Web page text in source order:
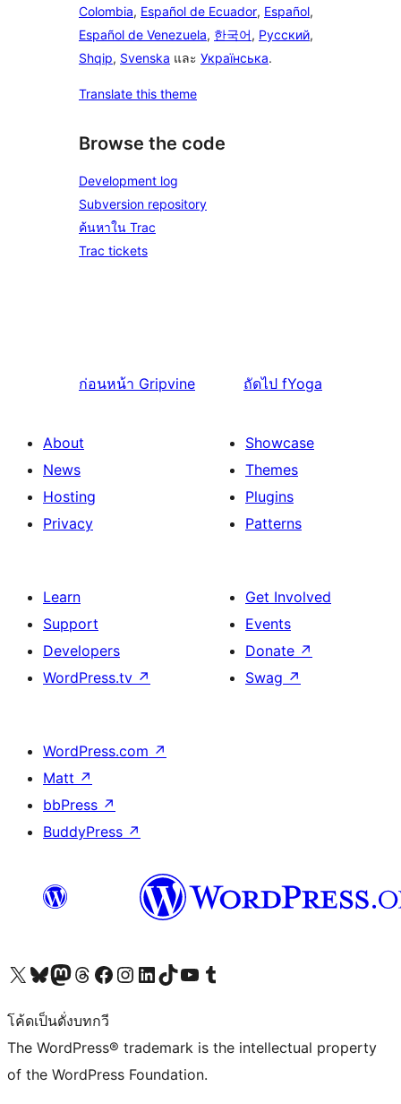
Colombia, Español de Ecuador, Español,
Español de Venezuela, 한국어, Русский,
Shqip, Svenska และ Українська.
Translate this theme
Browse the code
Development log
Subversion repository
ค้นหาใน Trac
Trac tickets
ก่อนหน้า Gripvine ถัดไป fYoga
About
News
Hosting
Privacy
Showcase
Themes
Plugins
Patterns
Learn
Support
Developers
WordPress.tv ↗
Get Involved
Events
Donate ↗
Swag ↗
WordPress.com ↗
Matt ↗
bbPress ↗
BuddyPress ↗
Visit our X (formerly Twitter) account
Visit our Bluesky account
Visit our Mastodon account
Visit our Threads account
Visit our Facebook page
Visit our Instagram account
Visit our LinkedIn account
Visit our TikTok account
Visit our YouTube channel
Visit our Tumblr account
โค้ดเป็นดั่งบทกวี
The WordPress® trademark is the intellectual property
of the WordPress Foundation.